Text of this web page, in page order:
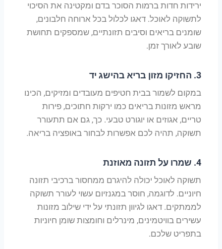
ירידות חדות ברמות הסוכר בדם ומקטינה את הסיכוי
לתשוקה לאוכל. דאגו לכלול בכל ארוחה חלבונים,
שומנים בריאים וסיבים תזונתיים, שמספקים תחושת
שובע לאורך זמן.
3. החזיקו מזון בריא בהישג יד
במקום לשמור בבית חטיפים מעובדים ומזיקים, הכינו
מראש מזונות בריאים כמו ירקות חתוכים, פירות
טריים, אגוזים או יוגורט טבעי. כך, גם אם תתעורר
תשוקה, תהיה לכם אפשרות לבחור באופציה בריאה.
4. שמרו על תזונה מאוזנת
תשוקה לאוכל יכולה להיגרם ממחסור ברכיבי תזונה
חיוניים. לדוגמה, חוסר במגנזיום עשוי לעורר תשוקה
לממתקים. דאגו לגיוון תזונתי על ידי שילוב מזונות
עשירים בוויטמינים, מינרלים וחומצות שומן חיוניות
בתפריט שלכם.